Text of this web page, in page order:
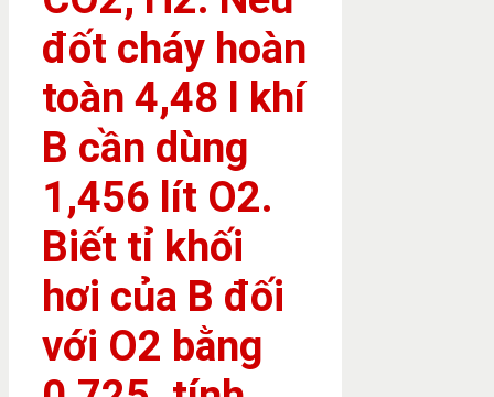
đốt cháy hoàn
toàn 4,48 l khí
B cần dùng
1,456 lít O2.
Biết tỉ khối
hơi của B đối
với O2 bằng